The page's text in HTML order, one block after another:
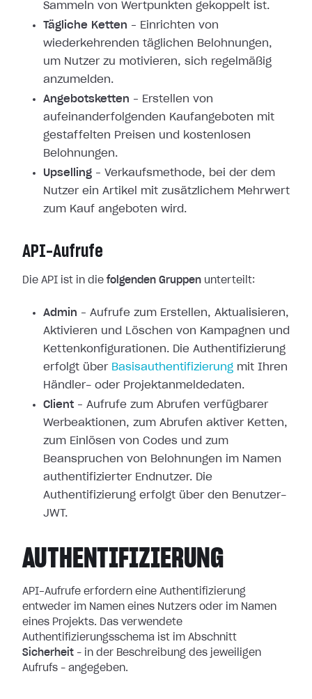
Sammeln von Wertpunkten gekoppelt ist.
Tägliche Ketten – Einrichten von
wiederkehrenden täglichen Belohnungen,
um Nutzer zu motivieren, sich regelmäßig
anzumelden.
Angebotsketten – Erstellen von
aufeinanderfolgenden Kaufangeboten mit
gestaffelten Preisen und kostenlosen
Belohnungen.
Upselling – Verkaufsmethode, bei der dem
Nutzer ein Artikel mit zusätzlichem Mehrwert
zum Kauf angeboten wird.
API-Aufrufe
Die API ist in die folgenden Gruppen unterteilt:
Admin – Aufrufe zum Erstellen, Aktualisieren,
Aktivieren und Löschen von Kampagnen und
Kettenkonfigurationen. Die Authentifizierung
erfolgt über Basisauthentifizierung mit Ihren
Händler- oder Projektanmeldedaten.
Client – Aufrufe zum Abrufen verfügbarer
Werbeaktionen, zum Abrufen aktiver Ketten,
zum Einlösen von Codes und zum
Beanspruchen von Belohnungen im Namen
authentifizierter Endnutzer. Die
Authentifizierung erfolgt über den Benutzer-
JWT.
AUTHENTIFIZIERUNG
API-Aufrufe erfordern eine Authentifizierung
entweder im Namen eines Nutzers oder im Namen
eines Projekts. Das verwendete
Authentifizierungsschema ist im Abschnitt
Sicherheit – in der Beschreibung des jeweiligen
Aufrufs – angegeben.